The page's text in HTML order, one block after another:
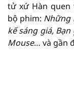
tử xứ Hàn quen
bộ phim: Những
kế sáng giá,
Mouse… và gần